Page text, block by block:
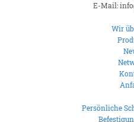
E-Mail:
Wir
Persönliche